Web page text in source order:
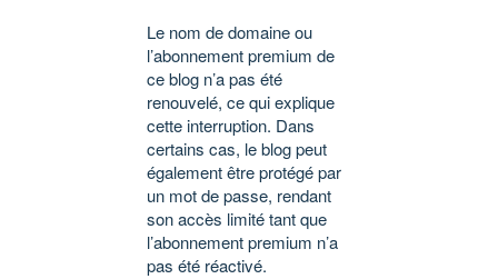
Le nom de domaine ou
l’abonnement premium de
ce blog n’a pas été
renouvelé, ce qui explique
cette interruption. Dans
certains cas, le blog peut
également être protégé par
un mot de passe, rendant
son accès limité tant que
l’abonnement premium n’a
pas été réactivé.